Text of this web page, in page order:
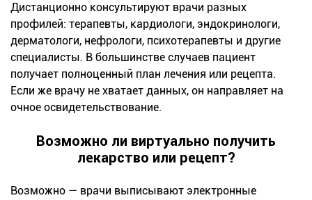
Дистанционно консультируют врачи разных
профилей: терапевты, кардиологи, эндокринологи,
дерматологи, нефрологи, психотерапевты и другие
специалисты. В большинстве случаев пациент
получает полноценный план лечения или рецепта.
Если же врачу не хватает данных, он направляет на
очное освидетельствование.
Возможно ли виртуально получить
лекарство или рецепт?
Возможно — врачи выписывают электронные